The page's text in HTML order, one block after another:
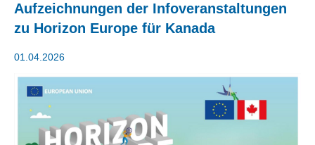
Aufzeichnungen der Infoveranstaltungen
zu Horizon Europe für Kanada
01.04.2026